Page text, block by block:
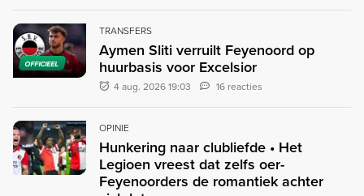
OFFICIEEL
TRANSFERS
Aymen Sliti verruilt Feyenoord op
huurbasis voor Excelsior
4 aug. 2026 19:03 16 reacties
OPINIE
Hunkering naar clubliefde • Het
Legioen vreest dat zelfs oer-
Feyenoorders de romantiek achter